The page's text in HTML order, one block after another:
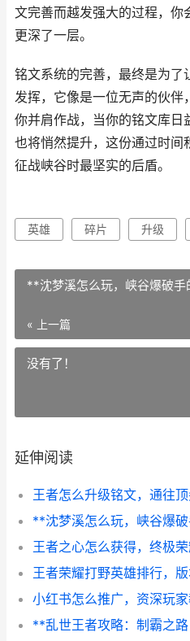
文完善而越发强大的过程，你
更深了一层。
铭文系统的完善，最终是为了
发挥，它像是一位无声的伙伴
你并肩作战，当你的铭文库日
也将悄然提升，这份通过时间
征战峡谷时最坚实的后盾。
英雄 碎片 升级
**沈梦溪怎么玩，峡谷爆破
« 上一篇
没有了！
延伸阅读
王者之心怎么获得，终极
王者荣耀打野英雄排行，